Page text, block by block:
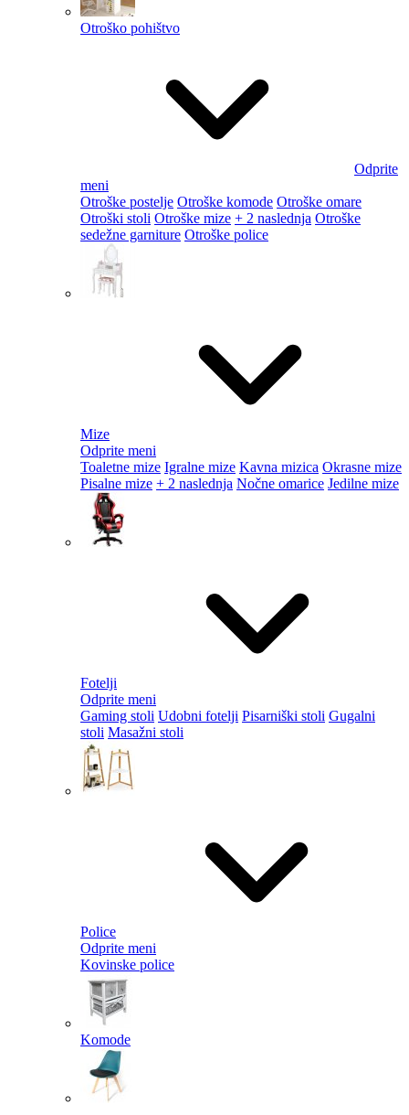
Otroško pohištvo
Odprite
meni
Otroške postelje Otroške komode Otroške omare
Otroški stoli Otroške mize + 2 naslednja Otroške
sedežne garniture Otroške police
Mize
Odprite meni
Toaletne mize Igralne mize Kavna mizica Okrasne mize
Pisalne mize + 2 naslednja Nočne omarice Jedilne mize
Fotelji
Odprite meni
Gaming stoli Udobni fotelji Pisarniški stoli Gugalni
stoli Masažni stoli
Police
Odprite meni
Kovinske police
Komode